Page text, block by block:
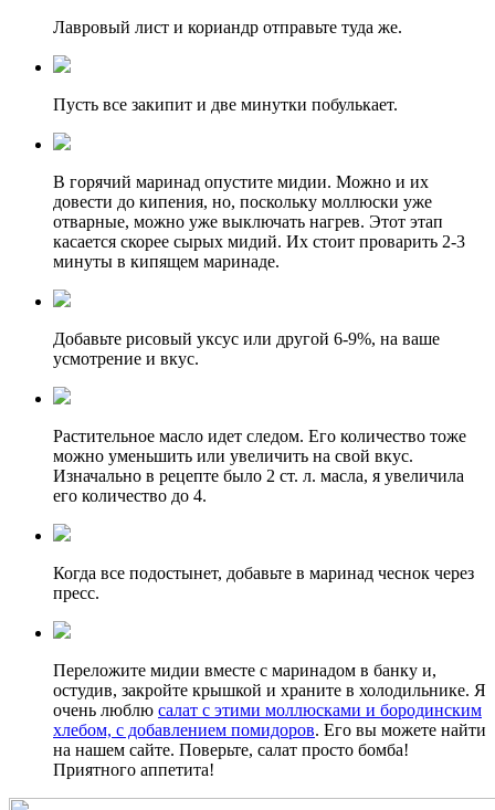
Лавровый лист и кориандр отправьте туда же.
Пусть все закипит и две минутки побулькает.
В горячий маринад опустите мидии. Можно и их
довести до кипения, но, поскольку моллюски уже
отварные, можно уже выключать нагрев. Этот этап
касается скорее сырых мидий. Их стоит проварить 2-3
минуты в кипящем маринаде.
Добавьте рисовый уксус или другой 6-9%, на ваше
усмотрение и вкус.
Растительное масло идет следом. Его количество тоже
можно уменьшить или увеличить на свой вкус.
Изначально в рецепте было 2 ст. л. масла, я увеличила
его количество до 4.
Когда все подостынет, добавьте в маринад чеснок через
пресс.
Переложите мидии вместе с маринадом в банку и,
остудив, закройте крышкой и храните в холодильнике. Я
очень люблю салат с этими моллюсками и бородинским
хлебом, с добавлением помидоров. Его вы можете найти
на нашем сайте. Поверьте, салат просто бомба!
Приятного аппетита!